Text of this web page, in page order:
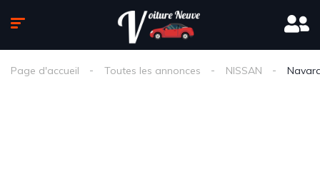
Page d'accueil Toutes les annonces NISSAN